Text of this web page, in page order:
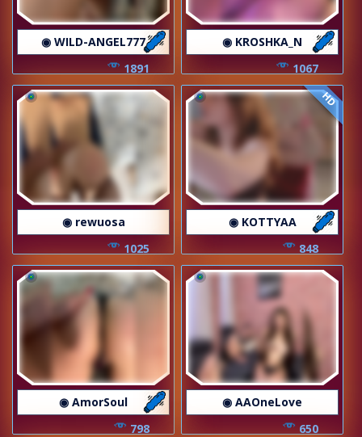
◉ WILD-ANGEL777
1891
◉ KROSHKA_N
1067
◉ rewuosa
1025
HD
◉ KOTTYAA
848
◉ AmorSoul
798
◉ AAOneLove
650